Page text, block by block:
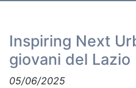
Inspiring Next
giovani del Lazio
05/06/2025